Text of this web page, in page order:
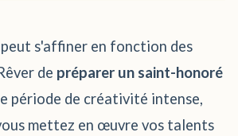
s'affiner en fonction des
de préparer un saint-honoré
période de créativité intense,
mettez en œuvre vos talents